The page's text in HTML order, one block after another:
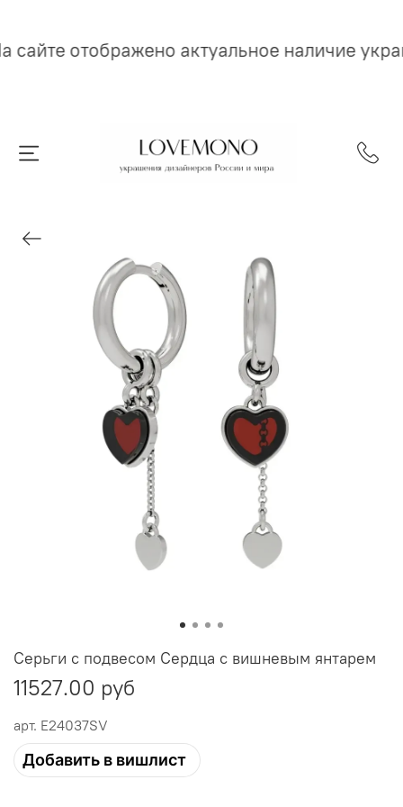
сайте отображено актуальное наличие
арт. E24037SV
Серьги с подвесом Сердца с вишневым янтарем
11527.00 руб
Добавить в вишлист